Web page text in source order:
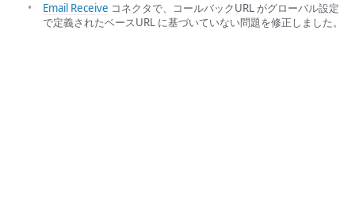
Email Receive コネクタで、コールバックURL がグローバル設定
で定義されたベースURL に基づいていない問題を修正しました。